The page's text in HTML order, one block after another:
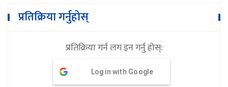
प्रतिक्रिया गर्नुहोस्
प्रतिक्रिया गर्न लग इन गर्नु होस्:
Log in with Google